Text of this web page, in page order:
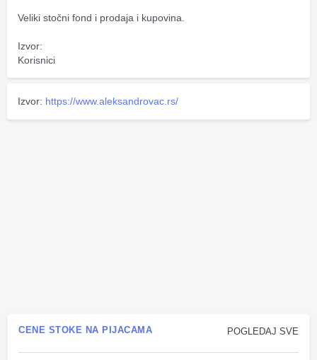
Veliki stočni fond i prodaja i kupovina.
Izvor:
Korisnici
Izvor: https://www.aleksandrovac.rs/
POGLEDAJ SVE
CENE STOKE NA PIJACAMA